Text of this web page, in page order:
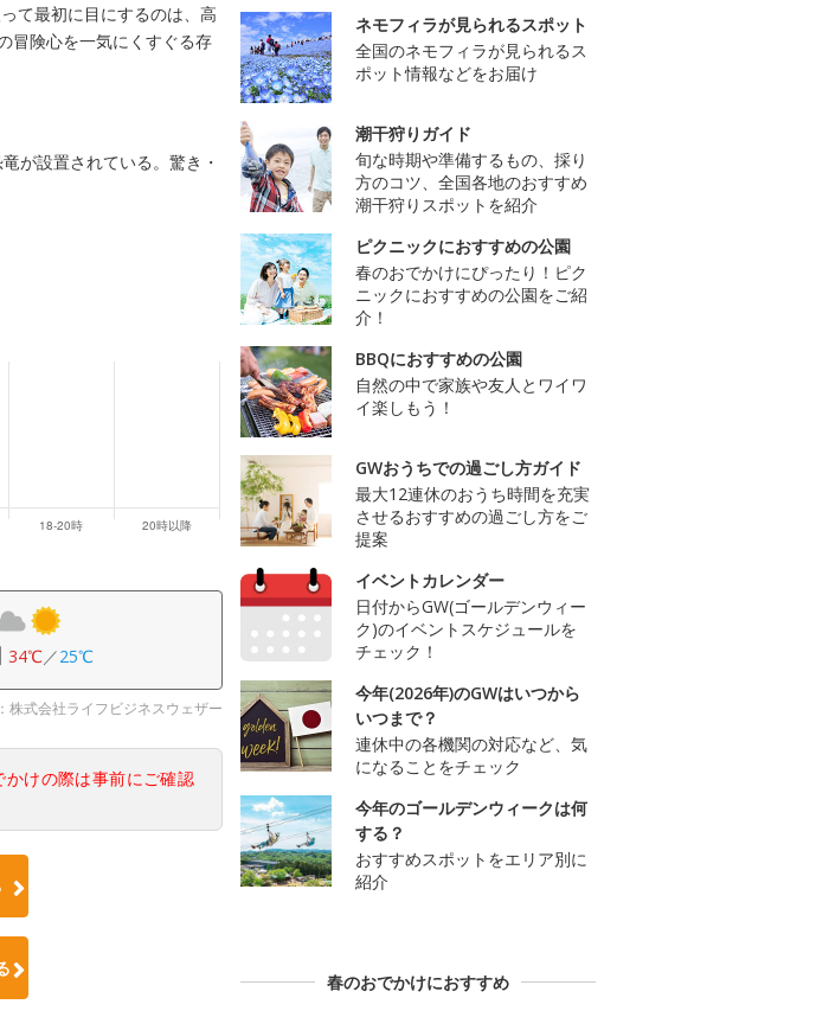
て最初に目にするのは、高
冒険心を一気にくすぐる存
が設置されている。驚き・
34℃／25℃
株式会社ライフビジネスウェザー
けの際は事前にご確認
ネモフィラが見られるスポット
全国のネモフィラが見られるス
ポット情報などをお届け
潮干狩りガイド
旬な時期や準備するもの、採り
方のコツ、全国各地のおすすめ
潮干狩りスポットを紹介
ピクニックにおすすめの公園
春のおでかけにぴったり！ピク
ニックにおすすめの公園をご紹
介！
BBQにおすすめの公園
自然の中で家族や友人とワイワ
イ楽しもう！
GWおうちでの過ごし方ガイド
最大12連休のおうち時間を充実
させるおすすめの過ごし方をご
提案
イベントカレンダー
日付からGW(ゴールデンウィー
ク)のイベントスケジュールを
チェック！
今年(2026年)のGWはいつから
いつまで？
連休中の各機関の対応など、気
になることをチェック
今年のゴールデンウィークは何
する？
おすすめスポットをエリア別に
紹介
春のおでかけにおすすめ